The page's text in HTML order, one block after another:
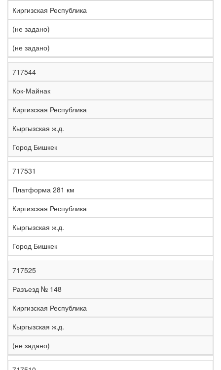
Киргизская Республика
(не задано)
(не задано)
717544
Кок-Майнак
Киргизская Республика
Кыргызская ж.д.
Город Бишкек
717531
Платформа 281 км
Киргизская Республика
Кыргызская ж.д.
Город Бишкек
717525
Разъезд № 148
Киргизская Республика
Кыргызская ж.д.
(не задано)